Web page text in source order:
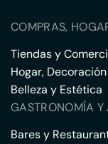
COMPRAS,
Tiendas y
Hogar,
Belleza y Estética
GASTRONOMÍA Y
Bares y